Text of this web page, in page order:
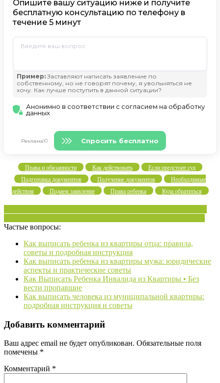
Права и обязанности Как действовать
Если предстоит суд
Подготовка документов
Получение документов
Необходимые
действия
Подаем заявление Права ребенка Куда обратиться
Частые вопросы:
Как выписать ребенка из квартиры отца: правила,
советы и подробная инструкция
Как выписать ребенка из квартиры мужа: юридические
аспекты и практические советы
Как Выписать Ребенка Инвалида из Квартиры • Без
вести пропавшие
Как выписать человека из муниципальной квартиры:
подробная инструкция и советы
Добавить комментарий
Ваш адрес email не будет опубликован. Обязательные поля
помечены *
Комментарий *